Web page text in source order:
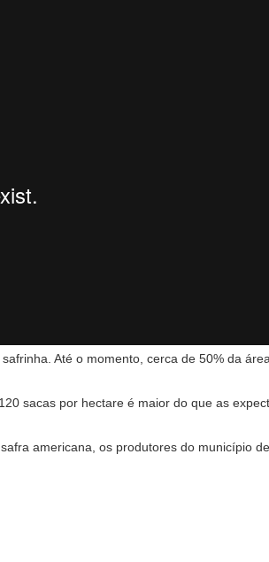
Até o momento, cerca de 50% da
sacas por hectare é maior do que as
americana, os produtores do município